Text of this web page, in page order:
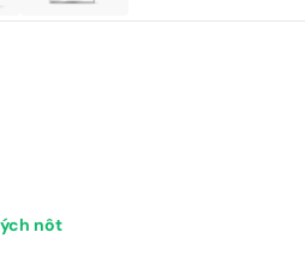
nôt